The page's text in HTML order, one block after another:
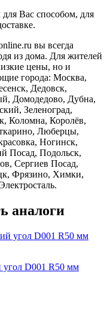
Вас способом, для
вы всегда
из дома. Для жителей
цены, но и
города: Москва,
Дедовск,
Домодедово, Дубна,
Зеленоград,
Коломна, Королёв,
Люберцы,
Ногинск,
Посад, Подольск,
Сергиев Посад,
Фрязино, Химки,
аналоги
D001 R50 мм